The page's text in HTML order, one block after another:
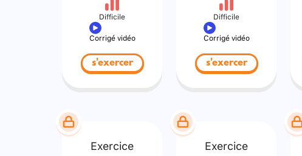
Difficile
Corrigé vidéo
s'exercer
Difficile
Corrigé vidéo
s'exercer
Exercice Exercice